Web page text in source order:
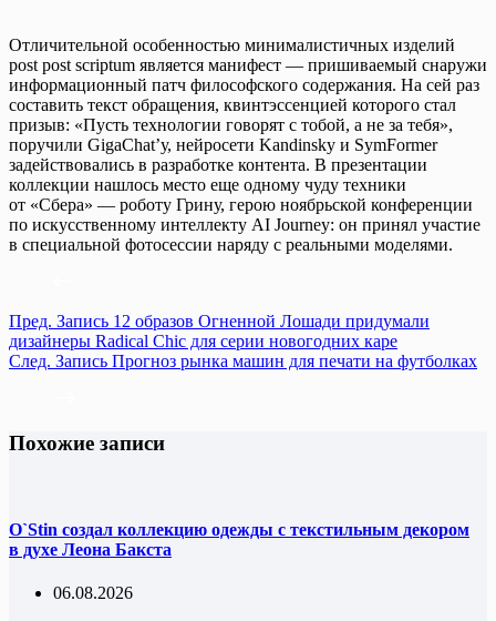
Отличительной особенностью минималистичных изделий
post post scriptum является манифест — пришиваемый снаружи
информационный патч философского содержания. На сей раз
составить текст обращения, квинтэссенцией которого стал
призыв: «Пусть технологии говорят с тобой, а не за тебя»,
поручили GigaChat’у, нейросети Kandinsky и SymFormer
задействовались в разработке контента. В презентации
коллекции нашлось место еще одному чуду техники
от «Сбера» — роботу Грину, герою ноябрьской конференции
по искусственному интеллекту AI Journey: он принял участие
в специальной фотосессии наряду с реальными моделями.
Пред. Запись 12 образов Огненной Лошади придумали
дизайнеры Radical Chic для серии новогодних каре
След. Запись Прогноз рынка машин для печати на футболках
Похожие записи
O`Stin создал коллекцию одежды с текстильным декором
в духе Леона Бакста
06.08.2026